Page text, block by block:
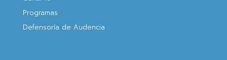
Programas
Defensoría de Audencia